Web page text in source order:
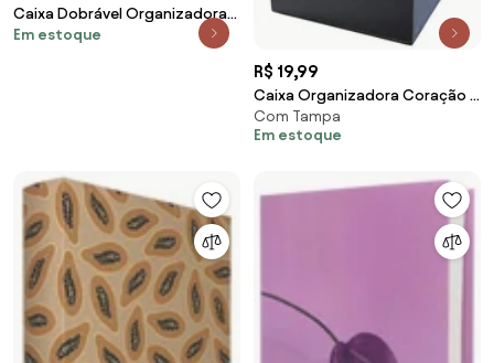
Caixa Dobrável Organizadora
Preta 1 Peça
Em estoque
R$ 19,99
Caixa Organizadora Coração 1
Peça
Com Tampa
Em estoque